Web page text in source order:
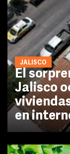
JALISCO
El
Jalisco
en